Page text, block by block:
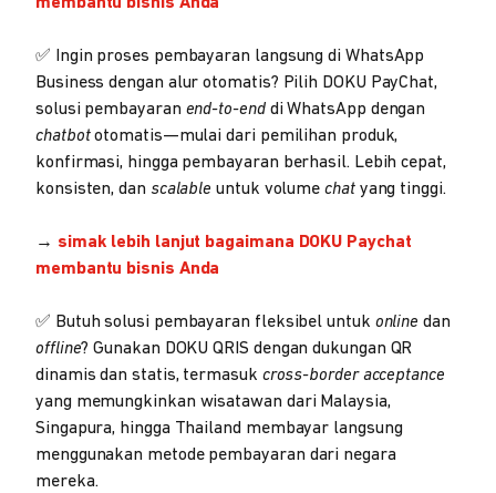
membantu bisnis Anda
✅ Ingin proses pembayaran langsung di WhatsApp
Business dengan alur otomatis? Pilih DOKU PayChat,
solusi pembayaran end-to-end di WhatsApp dengan
chatbototomatis—mulai dari pemilihan produk,
konfirmasi, hingga pembayaran berhasil. Lebih cepat,
konsisten, dan scalable untuk volumechatyang tinggi.
→ simak lebih lanjut bagaimana DOKU Paychat
membantu bisnis Anda
✅ Butuh solusi pembayaran fleksibel untuk online dan
offline? Gunakan DOKU QRIS dengan dukungan QR
dinamis dan statis, termasuk cross-border acceptance
yang memungkinkan wisatawan dari Malaysia,
Singapura, hingga Thailand membayar langsung
menggunakan metode pembayaran dari negara
mereka.